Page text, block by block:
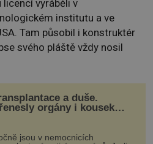
vyráběli v
institutu a ve
Tam působil i konstruktér
svého pláště vždy nosil
a duše.
orgány i kousek
jsou v nemocnicích